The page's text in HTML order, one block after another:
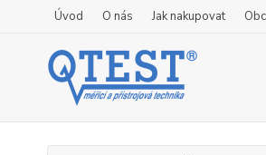
Úvod O nás Jak nakupovat